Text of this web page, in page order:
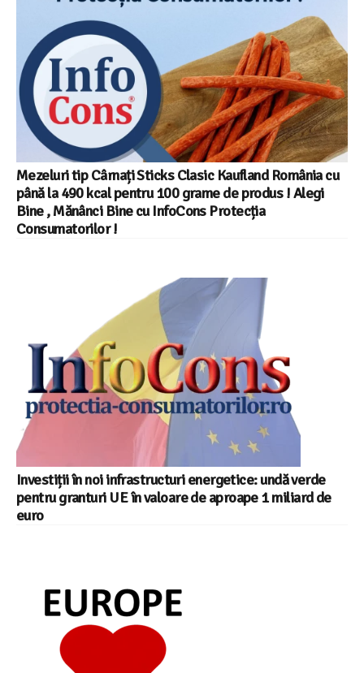
Mezeluri tip Cârnați Sticks Clasic Kaufland România cu
până la 490 kcal pentru 100 grame de produs ! Alegi
Bine , Mănânci Bine cu InfoCons Protecția
Consumatorilor !
Investiții în noi infrastructuri energetice: undă verde
pentru granturi UE în valoare de aproape 1 miliard de
euro